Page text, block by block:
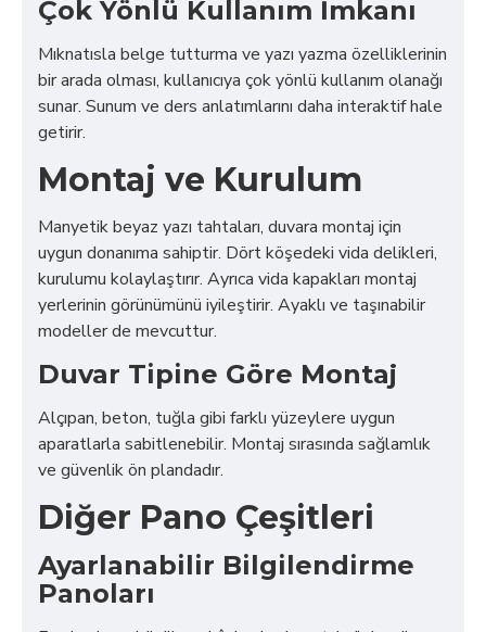
Çok Yönlü Kullanım İmkanı
Mıknatısla belge tutturma ve yazı yazma özelliklerinin
bir arada olması, kullanıcıya çok yönlü kullanım olanağı
sunar. Sunum ve ders anlatımlarını daha interaktif hale
getirir.
Montaj ve Kurulum
Manyetik beyaz yazı tahtaları, duvara montaj için
uygun donanıma sahiptir. Dört köşedeki vida delikleri,
kurulumu kolaylaştırır. Ayrıca vida kapakları montaj
yerlerinin görünümünü iyileştirir. Ayaklı ve taşınabilir
modeller de mevcuttur.
Duvar Tipine Göre Montaj
Alçıpan, beton, tuğla gibi farklı yüzeylere uygun
aparatlarla sabitlenebilir. Montaj sırasında sağlamlık
ve güvenlik ön plandadır.
Diğer Pano Çeşitleri
Ayarlanabilir Bilgilendirme
Panoları